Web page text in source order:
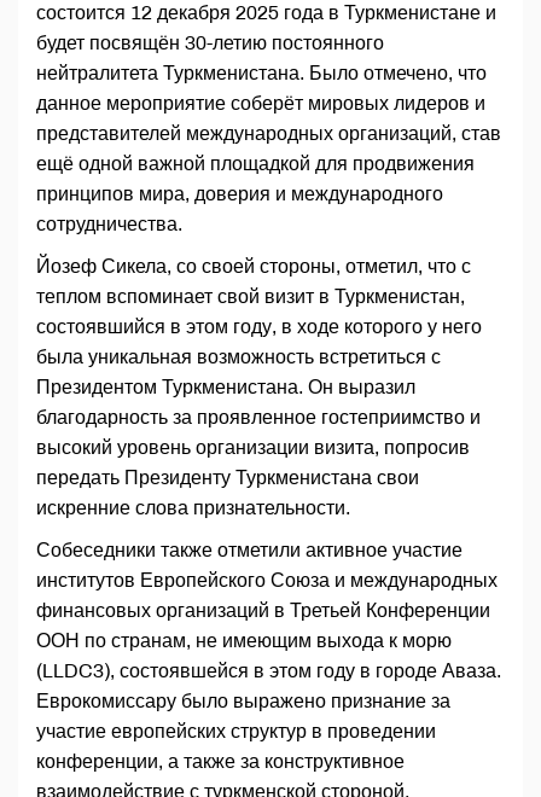
состоится 12 декабря 2025 года в Туркменистане и
будет посвящён 30-летию постоянного
нейтралитета Туркменистана. Было отмечено, что
данное мероприятие соберёт мировых лидеров и
представителей международных организаций, став
ещё одной важной площадкой для продвижения
принципов мира, доверия и международного
сотрудничества.
Йозеф Сикела, со своей стороны, отметил, что с
теплом вспоминает свой визит в Туркменистан,
состоявшийся в этом году, в ходе которого у него
была уникальная возможность встретиться с
Президентом Туркменистана. Он выразил
благодарность за проявленное гостеприимство и
высокий уровень организации визита, попросив
передать Президенту Туркменистана свои
искренние слова признательности.
Собеседники также отметили активное участие
институтов Европейского Союза и международных
финансовых организаций в Третьей Конференции
ООН по странам, не имеющим выхода к морю
(LLDC3), состоявшейся в этом году в городе Аваза.
Еврокомиссару было выражено признание за
участие европейских структур в проведении
конференции, а также за конструктивное
взаимодействие с туркменской стороной.